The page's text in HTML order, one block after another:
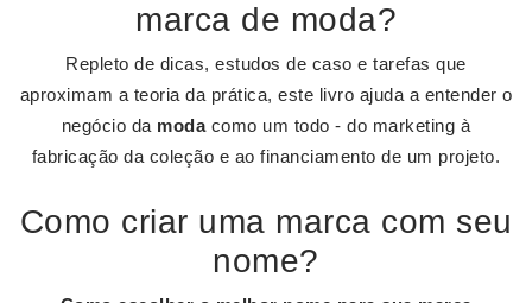
marca de moda?
Repleto de dicas, estudos de caso e tarefas que
aproximam a teoria da prática, este livro ajuda a entender o
negócio da modacomo um todo - do marketing à
fabricação da coleção e ao financiamento de um projeto.
Como criar uma marca com seu
nome?